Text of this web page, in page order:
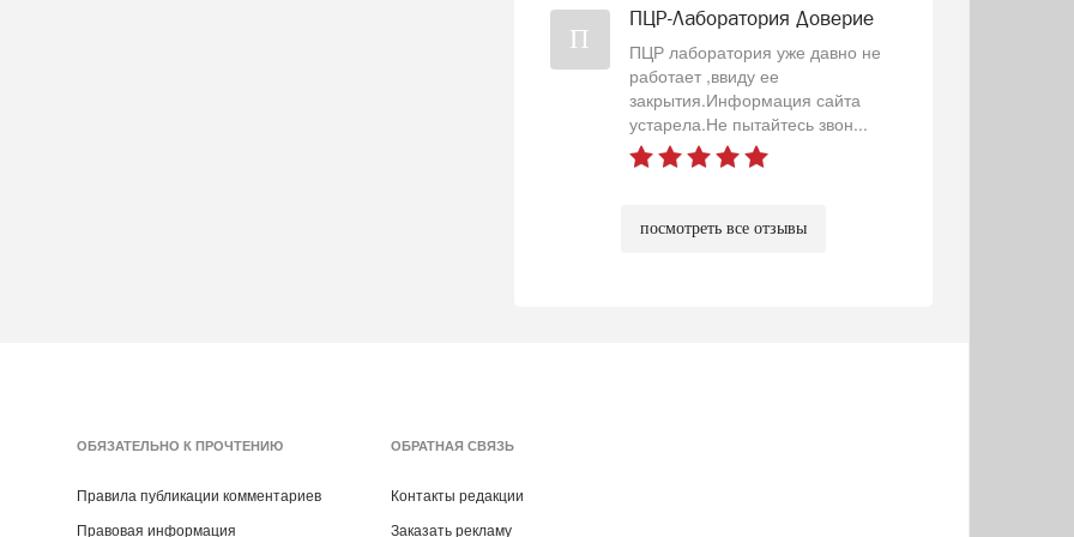
П
ПЦР-Лаборатория Доверие
ПЦР лаборатория уже давно не
работает ,ввиду ее
закрытия.Информация сайта
устарела.Не пытайтесь звон...
посмотреть все отзывы
ОБЯЗАТЕЛЬНО К ПРОЧТЕНИЮ
Правила публикации комментариев
Правовая информация
ОБРАТНАЯ СВЯЗЬ
Контакты редакции
Заказать рекламу